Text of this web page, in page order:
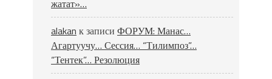
жатат»…
alakan к записи ФОРУМ: Манас…
Агартуучу… Сессия… “Тилимпоз”…
“Тентек”… Резолюция